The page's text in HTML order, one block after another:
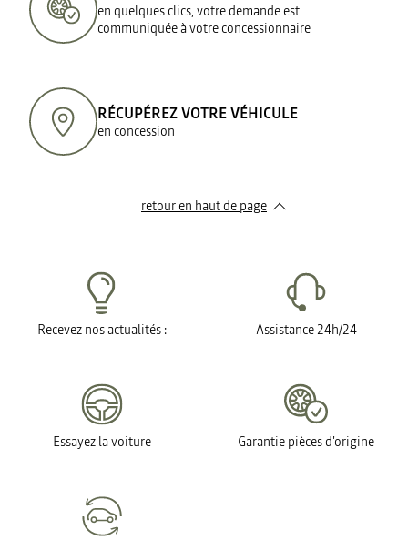
en quelques clics, votre demande est
communiquée à votre concessionnaire
RÉCUPÉREZ VOTRE VÉHICULE
en concession
retour en haut de page​
Recevez nos actualités : Assistance 24h/24
Essayez la voiture Garantie pièces d'origine